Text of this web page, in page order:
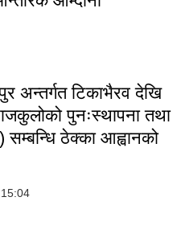
अन्तर्गत टिकाभैरव देखि
पुनःस्थापना तथा
सम्बन्धि ठेक्का आह्वानको